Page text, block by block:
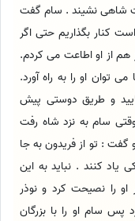
شاهی نشیند . سام گفت
کنار بگذاریم حتی اگر
از او اطاعت می کردم.
توان او را به راه آورد.
و طریق دوستی پیش
. وقتی سام به نزد شاه رفت
: تو از فریدون به جا
کنند . نباید به این
را نصیحت کرد و نوذر
پس سام او را با بزرگان